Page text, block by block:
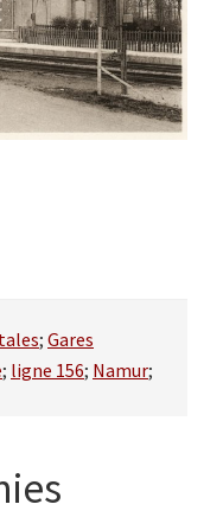
; Gares
; ligne 156; Namur;